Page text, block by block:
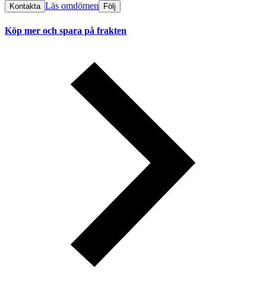
Kontakta Läs omdömen Följ
Köp mer och spara på frakten